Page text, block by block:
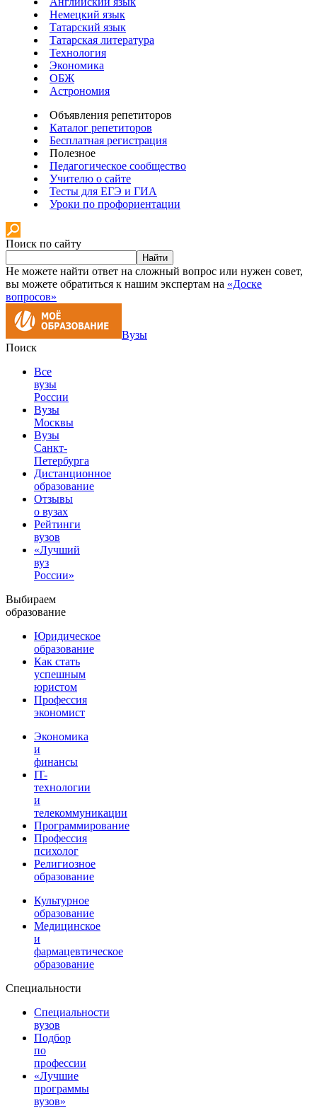
Немецкий язык
Татарский язык
Татарская литература
Технология
Экономика
ОБЖ
Астрономия
Объявления репетиторов
Каталог репетиторов
Бесплатная регистрация
Полезное
Педагогическое сообщество
Учителю о сайте
Тесты для ЕГЭ и ГИА
Уроки по профориентации
Поиск по сайту
Найти
Не можете найти ответ на сложный вопрос или нужен совет,
вы можете обратиться к нашим экспертам на «Доске
вопросов»
Вузы
Поиск
Все
вузы
России
Вузы
Москвы
Вузы
Санкт-
Петербурга
Дистанционное
образование
Отзывы
о вузах
Рейтинги
вузов
«Лучший
вуз
России»
Выбираем
образование
Юридическое
образование
Как стать
успешным
юристом
Профессия
экономист
Экономика
и
финансы
IT-
технологии
и
телекоммуникации
Программирование
Профессия
психолог
Религиозное
образование
Культурное
образование
Медицинское
и
фармацевтическое
образование
Специальности
Специальности
вузов
Подбор
по
профессии
«Лучшие
программы
вузов»